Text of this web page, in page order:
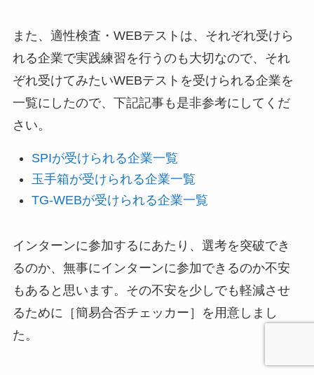
また、適性検査・WEBテストは、それぞれ受けら
れる企業で実践練習を行うのも大切なので、それ
ぞれ受けてみたいWEBテストを受けられる企業を
一覧にしたので、下記記事も是非参考にしてくだ
さい。
SPIが受けられる企業一覧
玉手箱が受けられる企業一覧
TG-WEBが受けられる企業一覧
インターンに参加するにあたり、選考を突破でき
るのか、無事にインターンに参加できるのか不安
もあると思います。その不安を少しでも軽減させ
るために［簡易合否チェッカー］を用意しまし
た。